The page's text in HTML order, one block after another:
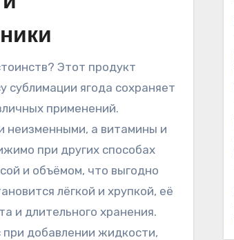
Этот продукт
сублимации ягода сохраняет
применений.
неизменными, а витамины и
при других способах
и объёмом, что выгодно
лёгкой и хрупкой, её
и длительного хранения.
при добавлении жидкости,